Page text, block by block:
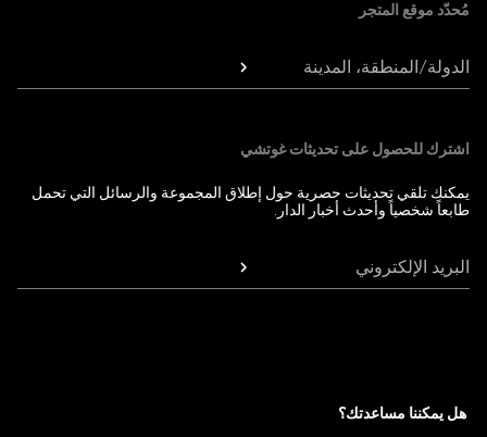
مُحدّد موقع المتجر
الدولة/المنطقة، المدينة
اشترك للحصول على تحديثات غوتشي
يمكنك تلقي تحديثات حصرية حول إطلاق المجموعة والرسائل التي تحمل
طابعاً شخصياً وأحدث أخبار الدار.
البريد الإلكتروني
هل يمكننا مساعدتك؟